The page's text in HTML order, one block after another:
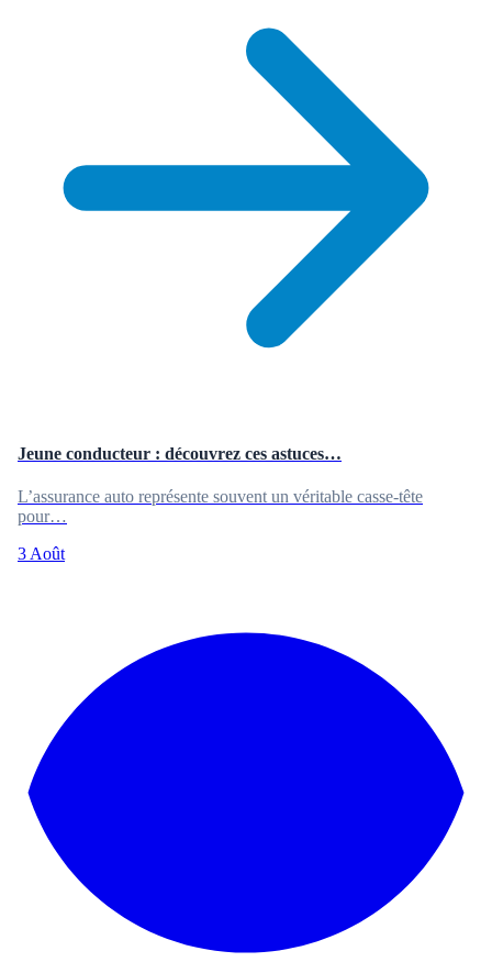
Jeune conducteur : découvrez ces astuces…
L’assurance auto représente souvent un véritable casse-tête
pour…
3 Août